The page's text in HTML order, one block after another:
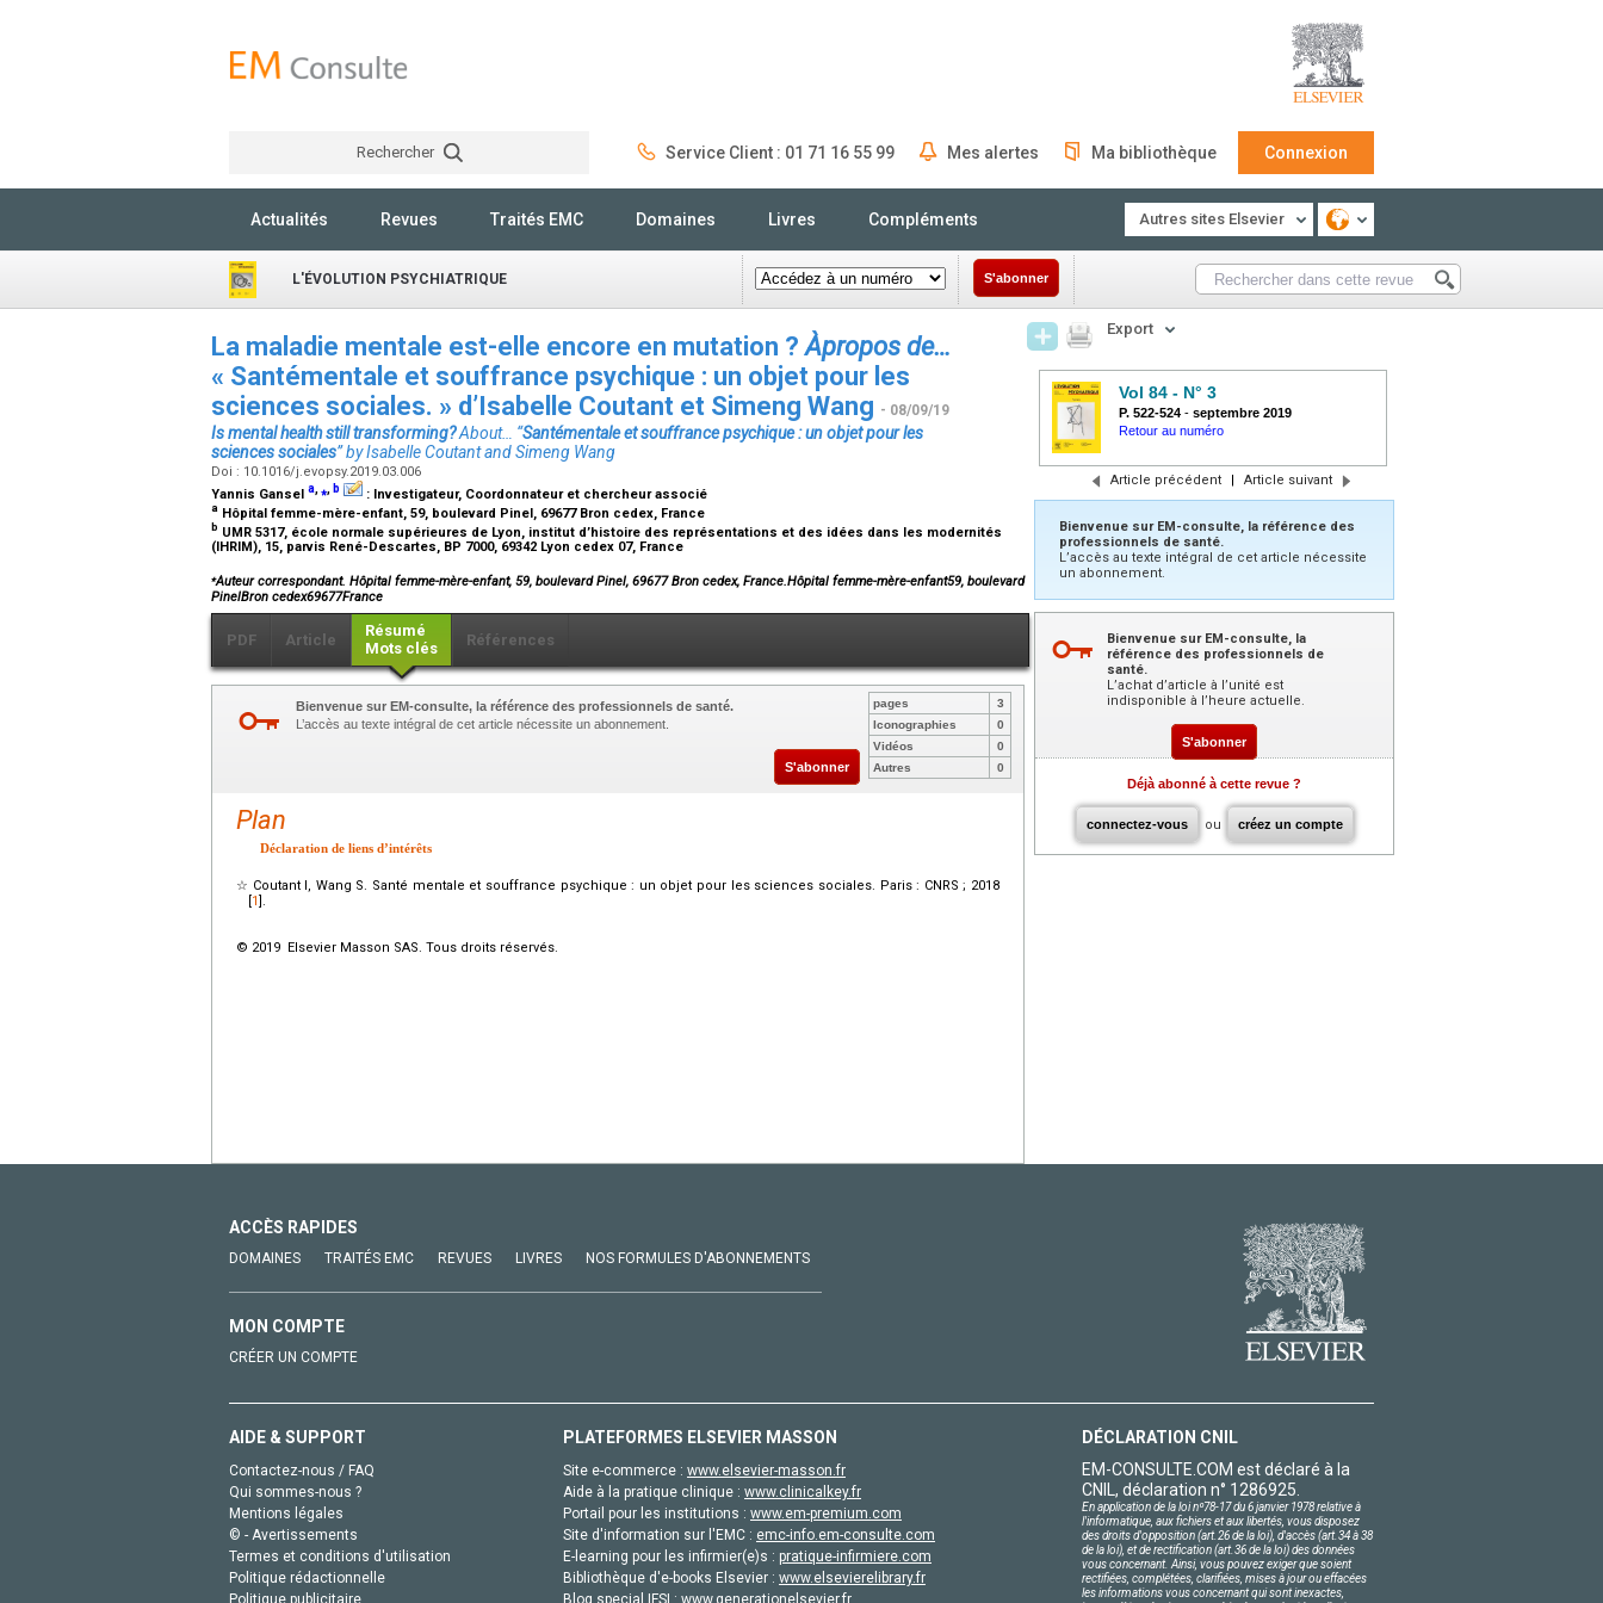
Rechercher Service Client : 01 71 16 55 99 Mes alertes Ma bibliothèque Connexion
Actualités Revues Traités EMC Domaines Livres Compléments Autres sites Elsevier
L'ÉVOLUTION PSYCHIATRIQUE S'abonner
La maladie mentale est-elle encore en mutation ? Àpropos de…
« Santémentale et souffrance psychique : un objet pour les
sciences sociales. » d’Isabelle Coutant et Simeng Wang - 08/09/19
Is mental health still transforming?About… “Santémentale et souffrance psychique: un objet pour les
sciences sociales” by Isabelle Coutant and Simeng Wang
Doi : 10.1016/j.evopsy.2019.03.006
Yannis Gansel a,⁎, b : Investigateur, Coordonnateur et chercheur associé
a Hôpital femme-mère-enfant, 59, boulevard Pinel, 69677 Bron cedex, France
b UMR 5317, école normale supérieures de Lyon, institut d’histoire des représentations et des idées dans les modernités
(IHRIM), 15, parvis René-Descartes, BP 7000, 69342 Lyon cedex 07, France
⁎Auteur correspondant. Hôpital femme-mère-enfant, 59, boulevard Pinel, 69677 Bron cedex, France.Hôpital femme-mère-enfant59, boulevard
PinelBron cedex69677France
PDF Article
Résumé
Mots clés
Références
Bienvenue sur EM-consulte, la référence des professionnels de santé.
L’accès au texte intégral de cet article nécessite un abonnement.
S'abonner
pages
3
Iconographies
0
Vidéos
0
Autres
0
Plan
Déclaration de liens d’intérêts
☆ Coutant I, Wang S. Santé mentale et souffrance psychique : un objet pour les sciences sociales. Paris : CNRS ; 2018
[1].
© 2019 Elsevier Masson SAS. Tous droits réservés.
Export
Vol 84 - N° 3
P. 522-524 - septembre 2019
Retour au numéro
Article précédent | Article suivant
Bienvenue sur EM-consulte, la référence des
professionnels de santé.
L’accès au texte intégral de cet article nécessite
un abonnement.
Bienvenue sur EM-consulte, la
référence des professionnels de
santé.
L’achat d’article à l’unité est
indisponible à l’heure actuelle.
S'abonner
Déjà abonné à cette revue ?
connectez-vous ou créez un compte
ACCÈS RAPIDES
DOMAINES TRAITÉS EMC REVUES LIVRES NOS FORMULES D'ABONNEMENTS
MON COMPTE
CRÉER UN COMPTE
AIDE & SUPPORT
Contactez-nous / FAQ
Qui sommes-nous ?
Mentions légales
© - Avertissements
Termes et conditions d'utilisation
Politique rédactionnelle
Politique publicitaire
PLATEFORMES ELSEVIER MASSON
Site e-commerce : www.elsevier-masson.fr
Aide à la pratique clinique : www.clinicalkey.fr
Portail pour les institutions : www.em-premium.com
Site d'information sur l'EMC : emc-info.em-consulte.com
E-learning pour les infirmier(e)s : pratique-infirmiere.com
Bibliothèque d'e-books Elsevier : www.elsevierelibrary.fr
Blog special IFSI : www.generationelsevier.fr
DÉCLARATION CNIL
EM-CONSULTE.COM est déclaré à la
CNIL, déclaration n° 1286925.
En application de la loi nº78-17 du 6 janvier 1978 relative à
l'informatique, aux fichiers et aux libertés, vous disposez
des droits d'opposition (art.26 de la loi), d'accès (art.34 à 38
de la loi), et de rectification (art.36 de la loi) des données
vous concernant. Ainsi, vous pouvez exiger que soient
rectifiées, complétées, clarifiées, mises à jour ou effacées
les informations vous concernant qui sont inexactes,